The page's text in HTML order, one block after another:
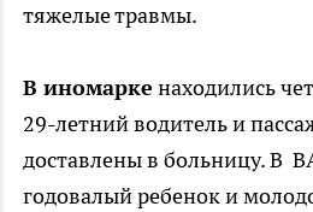
тяжелые травмы.
В иномарке находились
29-летний водитель и
доставлены в больницу. В
годовалый ребенок и